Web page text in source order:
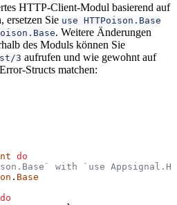
HTTP-Client-Modul basierend auf
ersetzen Sie use HTTPoison.Base
. Weitere Änderungen
des Moduls können Sie
3 aufrufen und wie gewohnt auf
Structs matchen:
do
with `use
. Base
do